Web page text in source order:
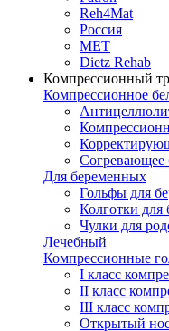
Reh4Mat
Россия
МЕТ
Dietz Rehab
Компрессионный
Компрессионное
Согревающее
Для беременных
Гольфы для
Колготки для
Чулки для
Лечебный
Компрессионные
I класс
II класс
III класс
Открытый